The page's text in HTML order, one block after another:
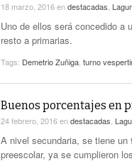
18 marzo, 2016endestacadas
Uno de ellos será concedido a
resto a primarias.
Tags: Demetrio Zuñiga turno
Buenos porcentajes en
24 febrero, 2016endestacadas
A nivel secundaria, se tiene
preescolar, ya se cumplieron